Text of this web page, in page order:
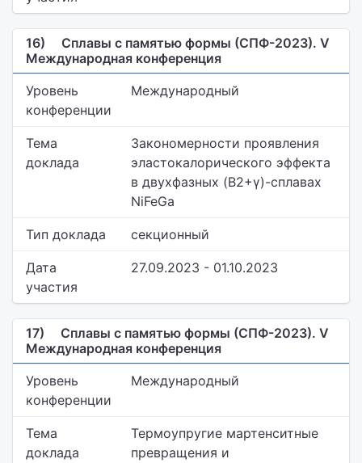
16)
Сплавы с памятью формы (СПФ-2023). V
Международная конференция
Уровень
конференции
Международный
Тема
доклада
Закономерности проявления
эластокалорического эффекта
в двухфазных (B2+γ)-сплавах
NiFeGa
Тип доклада секционный
Дата
участия
27.09.2023 - 01.10.2023
17)
Сплавы с памятью формы (СПФ-2023). V
Международная конференция
Уровень
конференции
Международный
Тема
доклада
Термоупругие мартенситные
превращения и